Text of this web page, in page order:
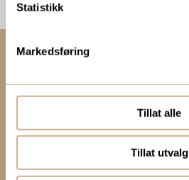
Statistikk
Markedsføring
Tillat alle
Tillat utvalg
+47 67 51 86 00
ortomedic@ortomedic.no
Vollsveien 13 E